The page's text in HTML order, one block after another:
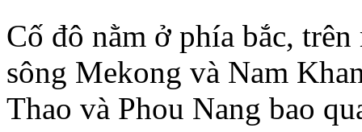
Cố đô nằm ở phía bắc,
sông Mekong và Nam
Thao và Phou Nang bao